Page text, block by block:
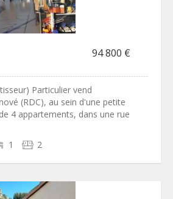
94 800 €
Particulier vend
(RDC), au sein d'une petite
4 appartements, dans une rue
1 2